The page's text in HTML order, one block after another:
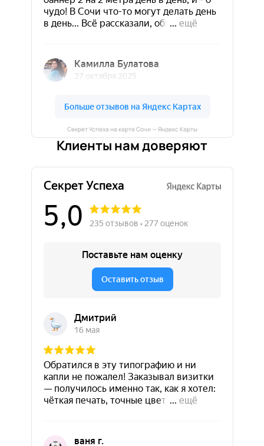
Секрет Успеха на карте Сочи — Яндекс Карты
Клиенты нам доверяют